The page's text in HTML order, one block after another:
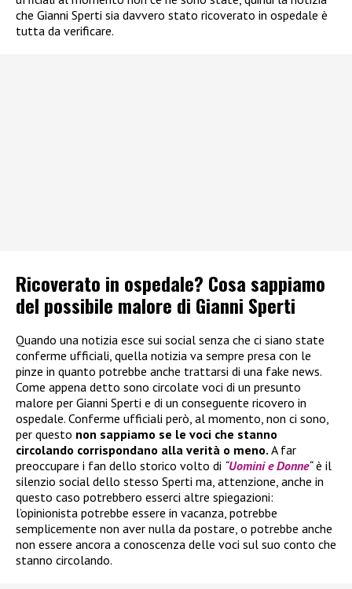
che Gianni Sperti sia davvero stato ricoverato in ospedale è
tutta da verificare.
Ricoverato in ospedale? Cosa sappiamo
del possibile malore di Gianni Sperti
Quando una notizia esce sui social senza che ci siano state
conferme ufficiali, quella notizia va sempre presa con le
pinze in quanto potrebbe anche trattarsi di una fake news.
Come appena detto sono circolate voci di un presunto
malore per Gianni Sperti e di un conseguente ricovero in
ospedale. Conferme ufficiali però, al momento, non ci sono,
per questo non sappiamo se le voci che stanno
circolando corrispondano alla verità o meno. A far
preoccupare i fan dello storico volto di “Uomini e Donne“è il
silenzio social dello stesso Sperti ma, attenzione, anche in
questo caso potrebbero esserci altre spiegazioni:
l’opinionista potrebbe essere in vacanza, potrebbe
semplicemente non aver nulla da postare, o potrebbe anche
non essere ancora a conoscenza delle voci sul suo conto che
stanno circolando.